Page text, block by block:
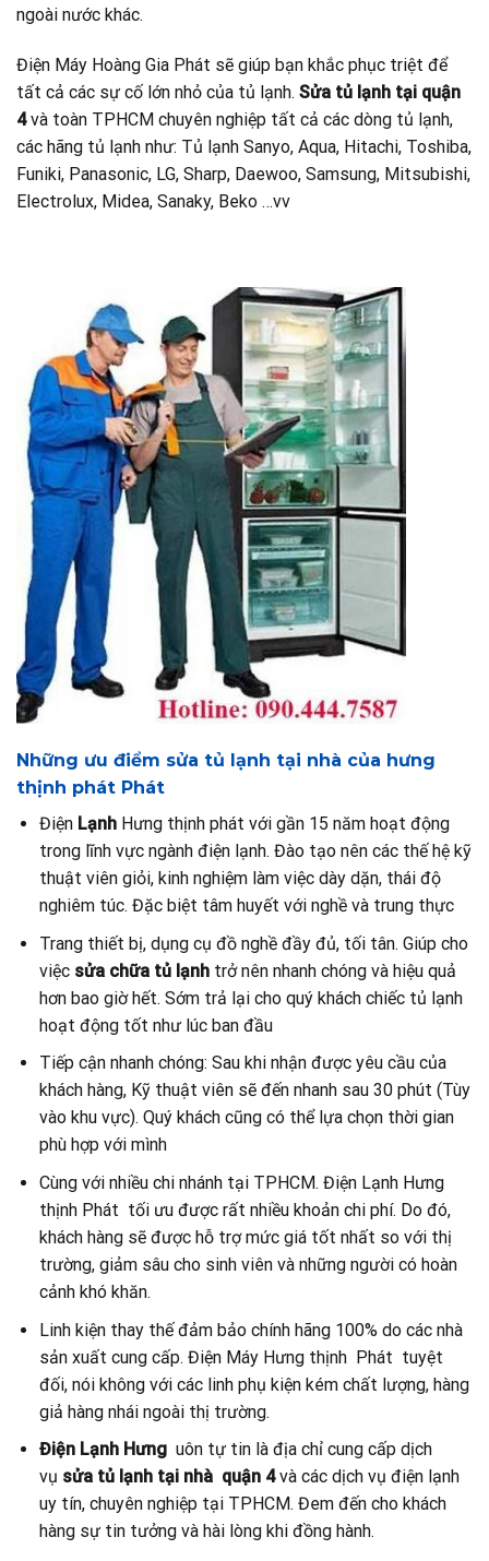
ngoài nước khác.
Điện Máy Hoàng Gia Phát sẽ giúp bạn khắc phục triệt để
tất cả các sự cố lớn nhỏ của tủ lạnh. Sửa tủ lạnh tại quận
4và toàn TPHCM chuyên nghiệp tất cả các dòng tủ lạnh,
các hãng tủ lạnh như: Tủ lạnh Sanyo, Aqua, Hitachi, Toshiba,
Funiki, Panasonic, LG, Sharp, Daewoo, Samsung, Mitsubishi,
Electrolux, Midea, Sanaky, Beko …vv
Những ưu điểm sửa tủ lạnh tại nhà của hưng
thịnh phát Phát
Điện Lạnh Hưng thịnh phát với gần 15 năm hoạt động
trong lĩnh vực ngành điện lạnh. Đào tạo nên các thế hệ kỹ
thuật viên giỏi, kinh nghiệm làm việc dày dặn, thái độ
nghiêm túc. Đặc biệt tâm huyết với nghề và trung thực
Trang thiết bị, dụng cụ đồ nghề đầy đủ, tối tân. Giúp cho
việc sửa chữa tủ lạnhtrở nên nhanh chóng và hiệu quả
hơn bao giờ hết. Sớm trả lại cho quý khách chiếc tủ lạnh
hoạt động tốt như lúc ban đầu
Tiếp cận nhanh chóng: Sau khi nhận được yêu cầu của
khách hàng, Kỹ thuật viên sẽ đến nhanh sau 30 phút (Tùy
vào khu vực). Quý khách cũng có thể lựa chọn thời gian
phù hợp với mình
Cùng với nhiều chi nhánh tại TPHCM. Điện Lạnh Hưng
thịnh Phát tối ưu được rất nhiều khoản chi phí. Do đó,
khách hàng sẽ được hỗ trợ mức giá tốt nhất so với thị
trường, giảm sâu cho sinh viên và những người có hoàn
cảnh khó khăn.
Linh kiện thay thế đảm bảo chính hãng 100% do các nhà
sản xuất cung cấp. Điện Máy Hưng thịnh Phát tuyệt
đối, nói không với các linh phụ kiện kém chất lượng, hàng
giả hàng nhái ngoài thị trường.
Điện Lạnh Hưng uôn tự tin là địa chỉ cung cấp dịch
vụ sửa tủ lạnh tại nhà quận 4và các dịch vụ điện lạnh
uy tín, chuyên nghiệp tại TPHCM. Đem đến cho khách
hàng sự tin tưởng và hài lòng khi đồng hành.